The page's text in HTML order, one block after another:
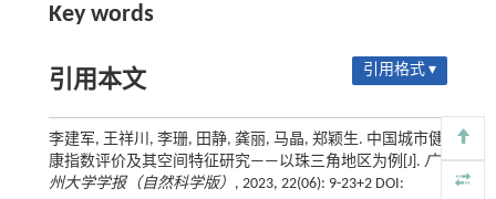
Key words
引用本文 引用格式 ▾
李建军, 王祥川, 李珊, 田静, 龚丽, 马晶, 郑颖生. 中国城市健
康指数评价及其空间特征研究——以珠三角地区为例[J]. 广
州大学学报（自然科学版） , 2023, 22(06): 9-23+2 DOI: